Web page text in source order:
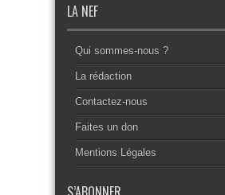
LA NEF
Qui sommes-nous ?
La rédaction
Contactez-nous
Faites un don
Mentions Légales